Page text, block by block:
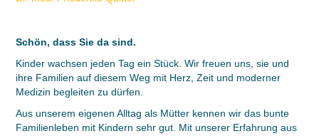
Schön, dass Sie da sind.
Kinder wachsen jeden Tag ein Stück. Wir freuen uns, sie und
ihre Familien auf diesem Weg mit Herz, Zeit und moderner
Medizin begleiten zu dürfen.
Aus unserem eigenen Alltag als Mütter kennen wir das bunte
Familienleben mit Kindern sehr gut. Mit unserer Erfahrung aus